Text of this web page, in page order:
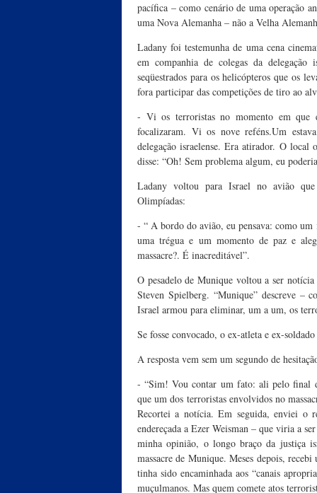
pacífica – como cenário de uma operação
uma Nova Alemanha – não a Velha
Ladany foi testemunha de uma cena
em companhia de colegas da delegação
seqüestrados para os helicópteros que os
fora participar das competições de tiro ao
- Vi os terroristas no momento em que
focalizaram. Vi os nove reféns.Um
delegação israelense. Era atirador. O local
disse: “Oh! Sem problema algum, eu
Ladany voltou para Israel no avião que
Olimpíadas:
- “ A bordo do avião, eu pensava: como
uma trégua e um momento de paz e
massacre?. É inacreditável”.
O pesadelo de Munique voltou a ser
Steven Spielberg. “Munique” descreve –
Israel armou para eliminar, um a um, os
Se fosse convocado, o ex-atleta e ex-
A resposta vem sem um segundo de
- “Sim! Vou contar um fato: ali pelo final
que um dos terroristas envolvidos no
Recortei a notícia. Em seguida, enviei o
endereçada a Ezer Weisman – que viria a
minha opinião, o longo braço da justiça
massacre de Munique. Meses depois,
tinha sido encaminhada aos “canais
muçulmanos. Mas quem comete atos